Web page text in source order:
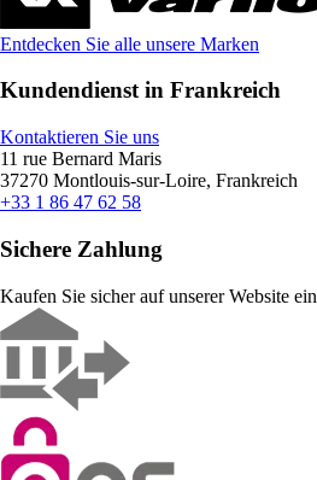
Entdecken Sie alle unsere Marken
Kundendienst in Frankreich
Kontaktieren Sie uns
11 rue Bernard Maris
37270 Montlouis-sur-Loire, Frankreich
+33 1 86 47 62 58
Sichere Zahlung
Kaufen Sie sicher auf unserer Website ein